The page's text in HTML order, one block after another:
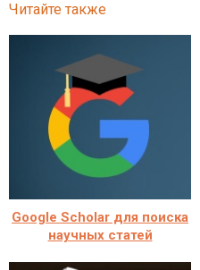
Читайте также
Google Scholar для поиска
научных статей